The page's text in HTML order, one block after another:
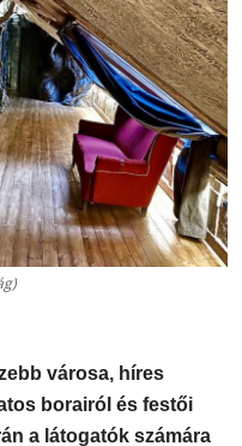
városa, híres
borairól és festői
a látogatók számára